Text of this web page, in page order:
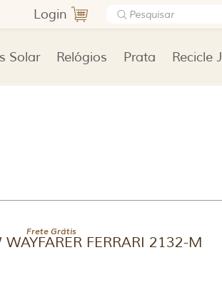
Login
Solar Relógios Prata Recicle
Frete Grátis
FERRARI 2132-M